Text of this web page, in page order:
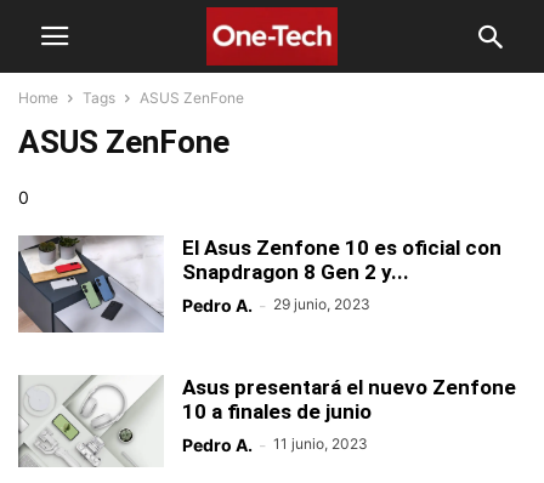
Home Tags ASUS ZenFone
ASUS ZenFone
0
El Asus Zenfone 10 es oficial con
Snapdragon 8 Gen 2 y...
Pedro A. - 29 junio, 2023
Asus presentará el nuevo Zenfone
10 a finales de junio
Pedro A. - 11 junio, 2023